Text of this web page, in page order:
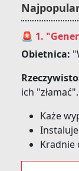
🚨 1.
Obietnica:
ich
Każe
Kradnie